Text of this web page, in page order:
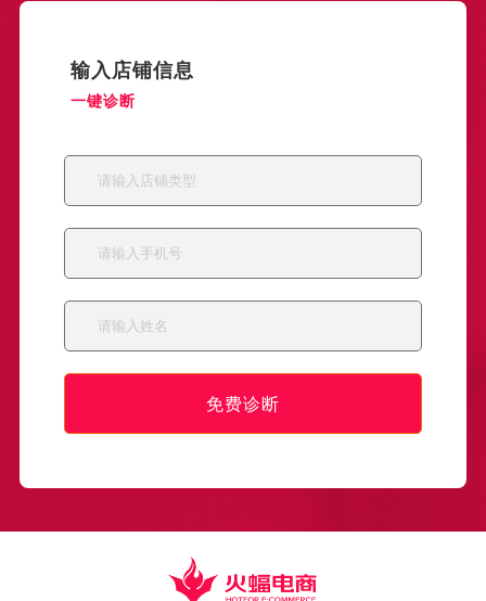
输入店铺信息
一键诊断
免费诊断